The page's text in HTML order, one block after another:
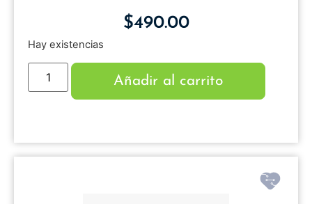
$490.00
Hay existencias
Añadir al carrito